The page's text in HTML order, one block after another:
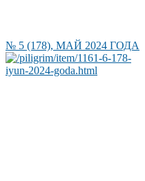
№ 5 (178), МАЙ 2024 ГОДА